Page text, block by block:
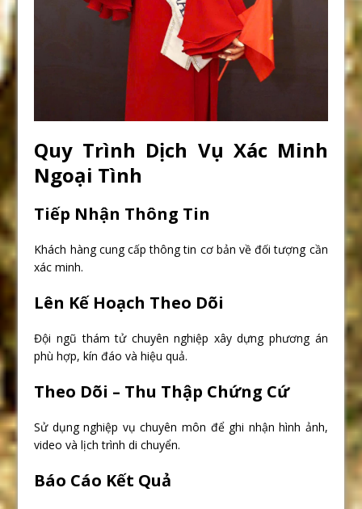
Quy Trình Dịch Vụ Xác Minh
Ngoại Tình
Tiếp Nhận Thông Tin
Khách hàng cung cấp thông tin cơ bản về đối tượng cần
xác minh.
Lên Kế Hoạch Theo Dõi
Đội ngũ thám tử chuyên nghiệp xây dựng phương án
phù hợp, kín đáo và hiệu quả.
Theo Dõi – Thu Thập Chứng Cứ
Sử dụng nghiệp vụ chuyên môn để ghi nhận hình ảnh,
video và lịch trình di chuyển.
Báo Cáo Kết Quả